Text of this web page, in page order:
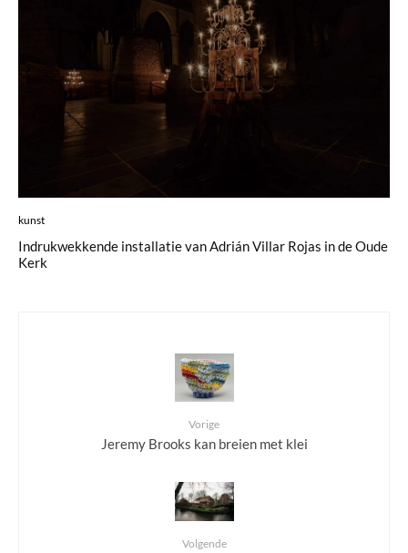
kunst
Indrukwekkende installatie van Adrián Villar Rojas in de Oude
Kerk
Vorige
Jeremy Brooks kan breien met klei
Volgende